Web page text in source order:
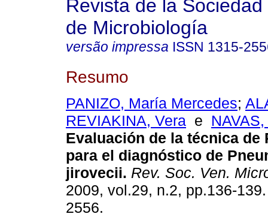
Revista de la
de Microbiología
versão impressa ISSN 1315-
Resumo
PANIZO, María Mercedes;
REVIAKINA, Vera e
Evaluación de la técnica de
para el diagnóstico de
jirovecii. Rev. Soc. Ven.
2009, vol.29, n.2, pp.136-
2556.